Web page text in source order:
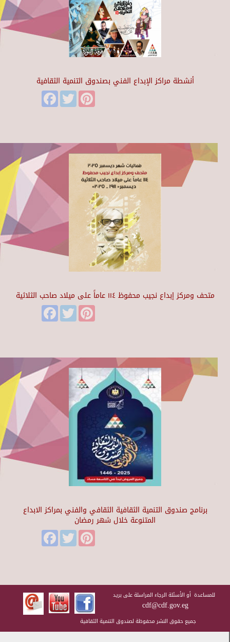
أنشطة مراكز الإبداع الفني بصندوق التنمية الثقافية
FacebookTwitter
متحف ومركز إبداع نجيب محفوظ ١١٤ عاماً على ميلاد صاحب الثلاثية
FacebookTwitter
برنامج صندوق التنمية الثقافية الثقافي والفني بمراكز الابداع
المتنوعة خلال شهر رمضان
FacebookTwitter
للمساعدة أو الأسئلة الرجاء المراسلة على بريد
cdf@cdf.gov.eg
جميع حقوق النشر محفوظة لصندوق التنمية الثقافية